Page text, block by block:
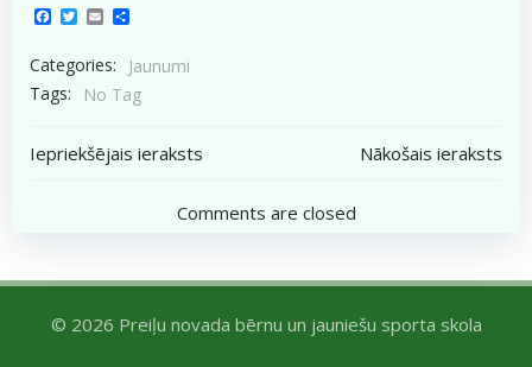
Facebook
Twitter
Email
Categories:
Jaunumi
Tags:
No Tag
Post
navigation
Iepriekšējais ieraksts
navigation
Nākošais ieraksts
Comments are closed
© 2026 Preiļu novada bērnu un jauniešu sporta skola